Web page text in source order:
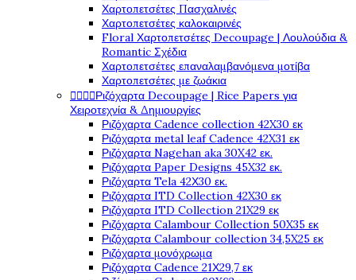
Χαρτοπετσέτες Πασχαλινές
Χαρτοπετσέτες καλοκαιρινές
Floral Χαρτοπετσέτες Decoupage | Λουλούδια &
Romantic Σχέδια
Χαρτοπετσέτες επαναλαμβανόμενα μοτίβα
Χαρτοπετσέτες με ζωάκια
Ριζόχαρτα Decoupage | Rice Papers για
Χειροτεχνία & Δημιουργίες
Ριζόχαρτα Cadence collection 42X30 εκ
Ριζόχαρτα metal leaf Cadence 42X31 εκ
Ριζόχαρτα Nagehan aka 30X42 εκ.
Ριζόχαρτα Paper Designs 45X32 εκ.
Ριζόχαρτα Tela 42Χ30 εκ.
Ριζόχαρτα ITD Collection 42X30 εκ
Ριζόχαρτα ITD Collection 21X29 εκ
Ριζόχαρτα Calambour Collection 50X35 εκ
Ριζόχαρτα Calambour collection 34,5X25 εκ
Ριζόχαρτα μονόχρωμα
Ριζόχαρτα Cadence 21Χ29,7 εκ